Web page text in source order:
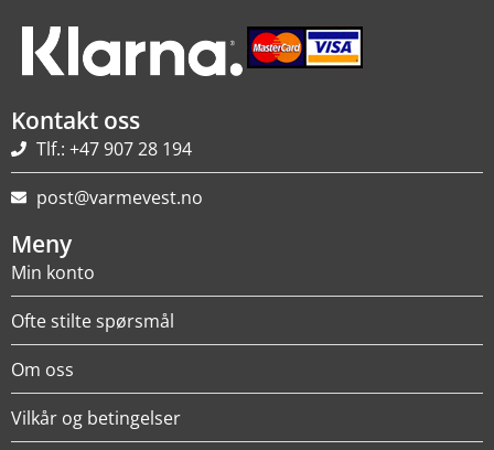
Kontakt oss
Tlf.: +47 907 28 194
post@varmevest.no
Meny
Min konto
Ofte stilte spørsmål
Om oss
Vilkår og betingelser